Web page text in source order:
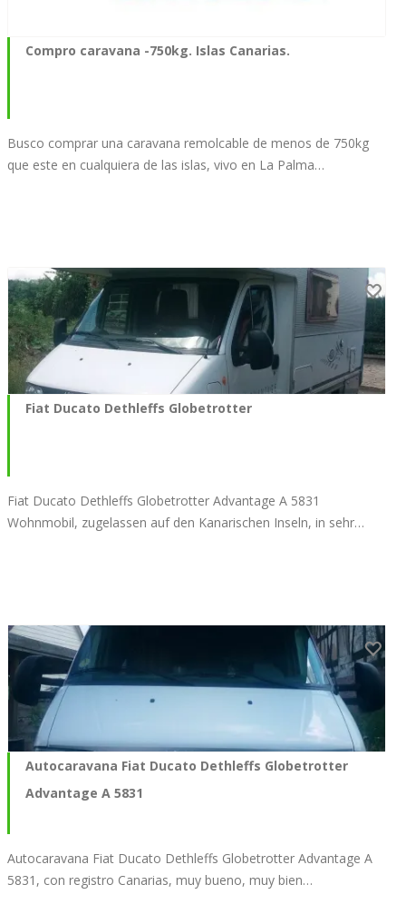
Compro caravana -750kg. Islas Canarias.
Busco comprar una caravana remolcable de menos de 750kg
que este en cualquiera de las islas, vivo en La Palma…
Fiat Ducato Dethleffs Globetrotter
Fiat Ducato Dethleffs Globetrotter Advantage A 5831
Wohnmobil, zugelassen auf den Kanarischen Inseln, in sehr…
Autocaravana Fiat Ducato Dethleffs Globetrotter
Advantage A 5831
Autocaravana Fiat Ducato Dethleffs Globetrotter Advantage A
5831, con registro Canarias, muy bueno, muy bien…